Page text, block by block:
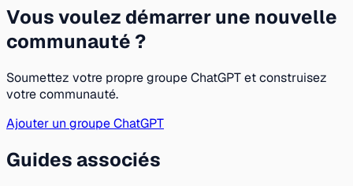
Vous voulez démarrer une nouvelle
communauté ?
Soumettez votre propre groupe ChatGPT et construisez
votre communauté.
Ajouter un groupe ChatGPT
Guides associés